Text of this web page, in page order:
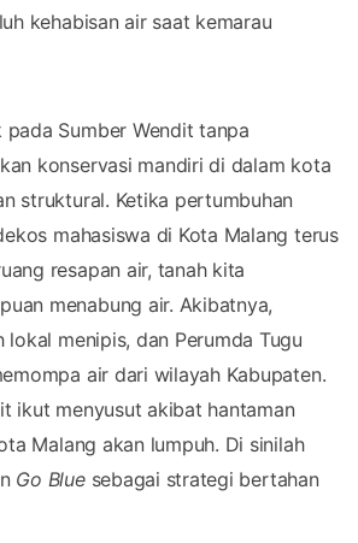
kehabisan air saat kemarau
Sumber Wendit tanpa
konservasi mandiri di dalam kota
struktural. Ketika pertumbuhan
mahasiswa di Kota Malang terus
resapan air, tanah kita
menabung air. Akibatnya,
lokal menipis, dan Perumda Tugu
air dari wilayah Kabupaten.
ikut menyusut akibat hantaman
Malang akan lumpuh. Di sinilah
Go Bluesebagai strategi bertahan